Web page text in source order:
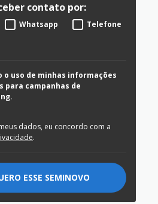
contato por:
Whatsapp Telefone
o uso de minhas informações
para campanhas de
dados, eu concordo com a
.
ESSE SEMINOVO